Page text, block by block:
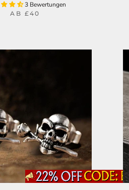
3 Bewertungen
AB £40